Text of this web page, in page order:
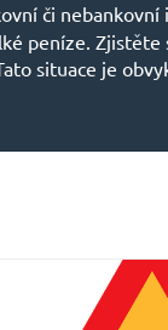
či nebankovní
peníze.
situace je